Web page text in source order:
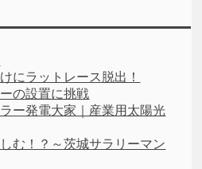
にラットレース脱出！
の設置に挑戦
ー発電大家｜産業用太陽光
む！？～茨城サラリーマン